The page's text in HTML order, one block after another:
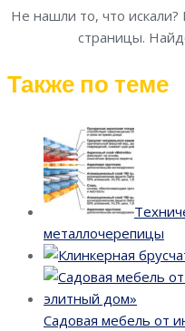
Не нашли то, что искали?
страницы.
Также по теме
металлочерепицы
Садовая мебель от